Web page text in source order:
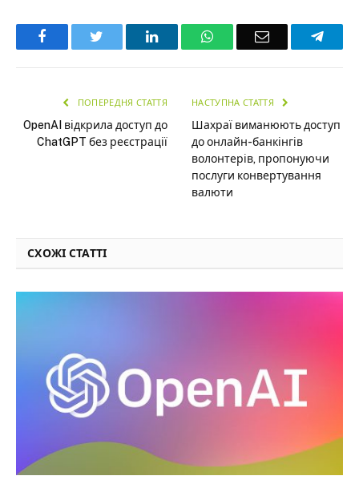
Facebook LinkedInWhatsAppEmail
ПОПЕРЕДНЯ СТАТТЯ
OpenAI відкрила доступ до
ChatGPT без реєстрації
НАСТУПНА СТАТТЯ
Шахраї виманюють доступ
до онлайн-банкінгів
волонтерів, пропонуючи
послуги конвертування
валюти
СХОЖІ СТАТТІ